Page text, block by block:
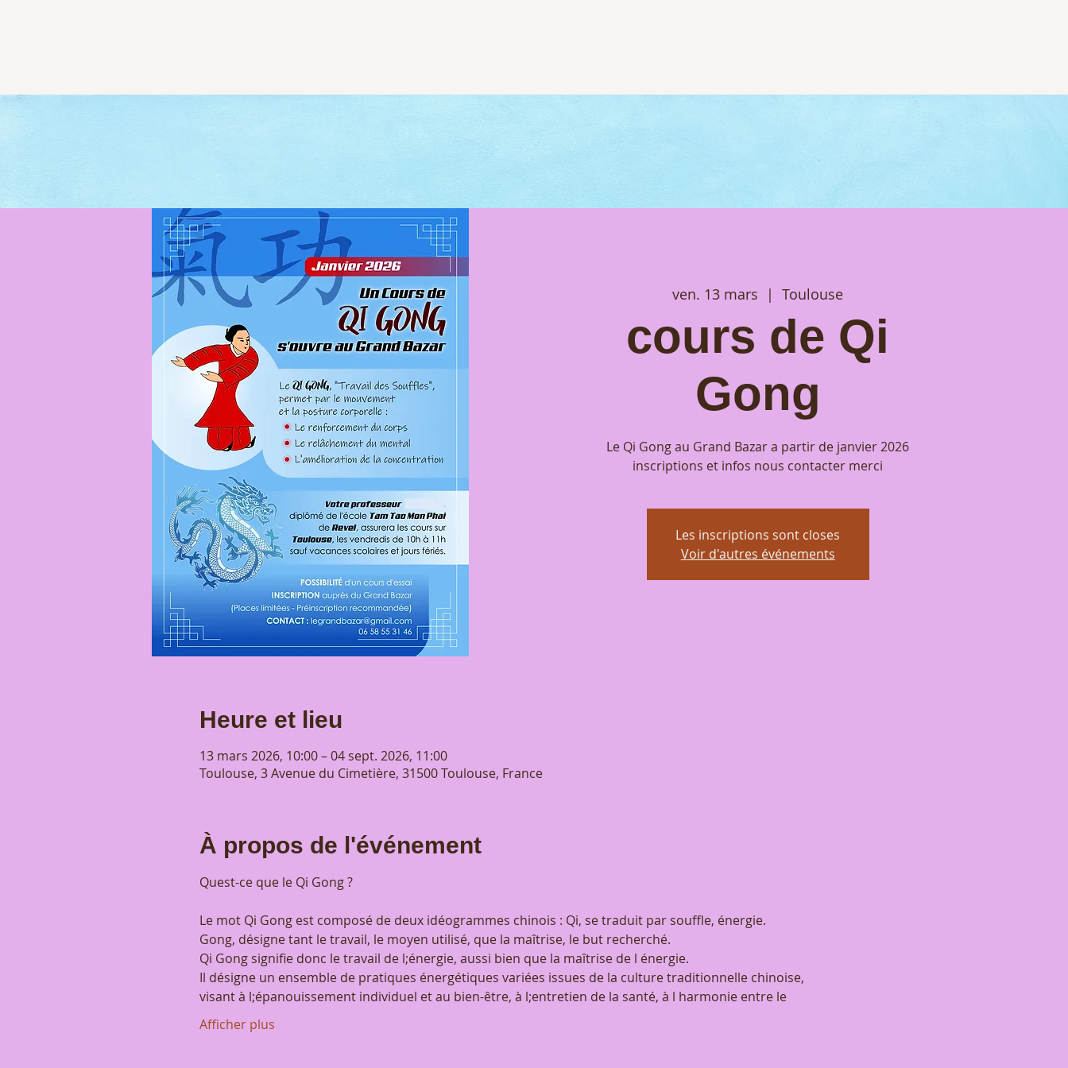
ven. 13 mars
  |
Toulouse
cours de Qi
Gong
Le Qi Gong au Grand Bazar a partir de janvier 2026
inscriptions et infos nous contacter merci
Les inscriptions sont closes
Voir d'autres événements
Heure et lieu
13 mars 2026, 10:00 – 04 sept. 2026, 11:00
Toulouse, 3 Avenue du Cimetière, 31500 Toulouse, France
À propos de l'événement
Quest-ce que le Qi Gong ?
Le mot Qi Gong est composé de deux idéogrammes chinois : Qi, se traduit par souffle, énergie.
Gong, désigne tant le travail, le moyen utilisé, que la maîtrise, le but recherché.
Qi Gong signifie donc le travail de l;énergie, aussi bien que la maîtrise de l énergie.
Il désigne un ensemble de pratiques énergétiques variées issues de la culture traditionnelle chinoise,
visant à l;épanouissement individuel et au bien-être, à l;entretien de la santé, à l harmonie entre le
Afficher plus